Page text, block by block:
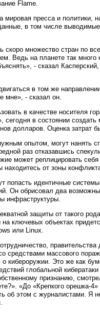
Flame.
мировая пресса и политики,
в том числе
скоро множество стран по
Ведь на планете так
- сказал
в том же
мне», - сказал он.
в качестве носителя
в состоянии создать
долларов. Оценка затрат
опытом, могут нанять
раз отказавшись
может реплицировать
от зоны
попасть идентичные
Он обрисовал два
инфраструктуры.
защиты от такого
ключевых объектах
или Linux.
правительства
средствами массового
кибероружии. Это же как
глобальной
признанию,
«До «Крепкого орешка-
об этом с журналистами. Я